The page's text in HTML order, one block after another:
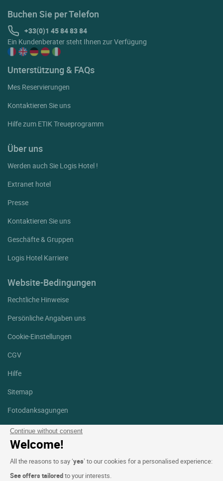
Continue without consent
Welcome!
All the reasons to say ‘yes’ to our cookies for a personalised experience:
See offers tailoredto your interests.
Buchen Sie per Telefon
+33(0)1 45 84 83 84
Ein Kundenberater steht Ihnen zur Verfügung
Unterstützung & FAQs
Mes Reservierungen
Kontaktieren Sie uns
Hilfe zum ETIK Treueprogramm
Über uns
Werden auch Sie Logis Hotel !
Extranet hotel
Presse
Kontaktieren Sie uns
Geschäfte & Gruppen
Logis Hotel Karriere
Website-Bedingungen
Rechtliche Hinweise
Persönliche Angaben uns
Cookie-Einstellungen
CGV
Hilfe
Sitemap
Fotodanksagungen
Folgen Sie uns
Facebook
Linkedin